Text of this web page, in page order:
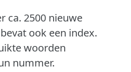
ca. 2500 nieuwe
ook een index.
woorden
nummer.